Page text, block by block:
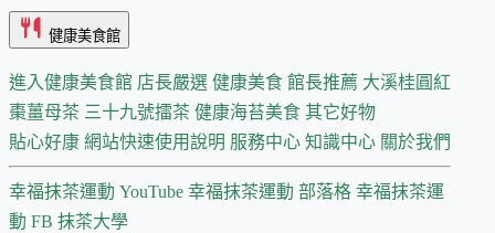
健康美食館
進入健康美食館 店長嚴選 健康美食 館長推薦 大溪桂圓紅
棗薑母茶 三十九號擂茶 健康海苔美食 其它好物
貼心好康 網站快速使用說明 服務中心 知識中心 關於我們
幸福抹茶運動 YouTube 幸福抹茶運動 部落格 幸福抹茶運
動 FB 抹茶大學